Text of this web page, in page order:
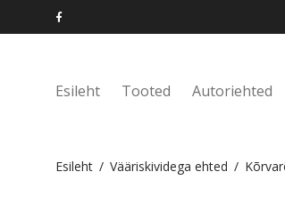
Esileht Tooted Autoriehted
Esileht / Vääriskividega ehted /